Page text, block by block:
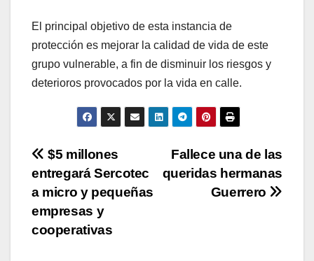
El principal objetivo de esta instancia de
protección es mejorar la calidad de vida de este
grupo vulnerable, a fin de disminuir los riesgos y
deterioros provocados por la vida en calle.
Navegación
de
entradas
Fallece una de las
queridas hermanas
Guerrero
$5 millones
entregará Sercotec
a micro y pequeñas
empresas y
cooperativas